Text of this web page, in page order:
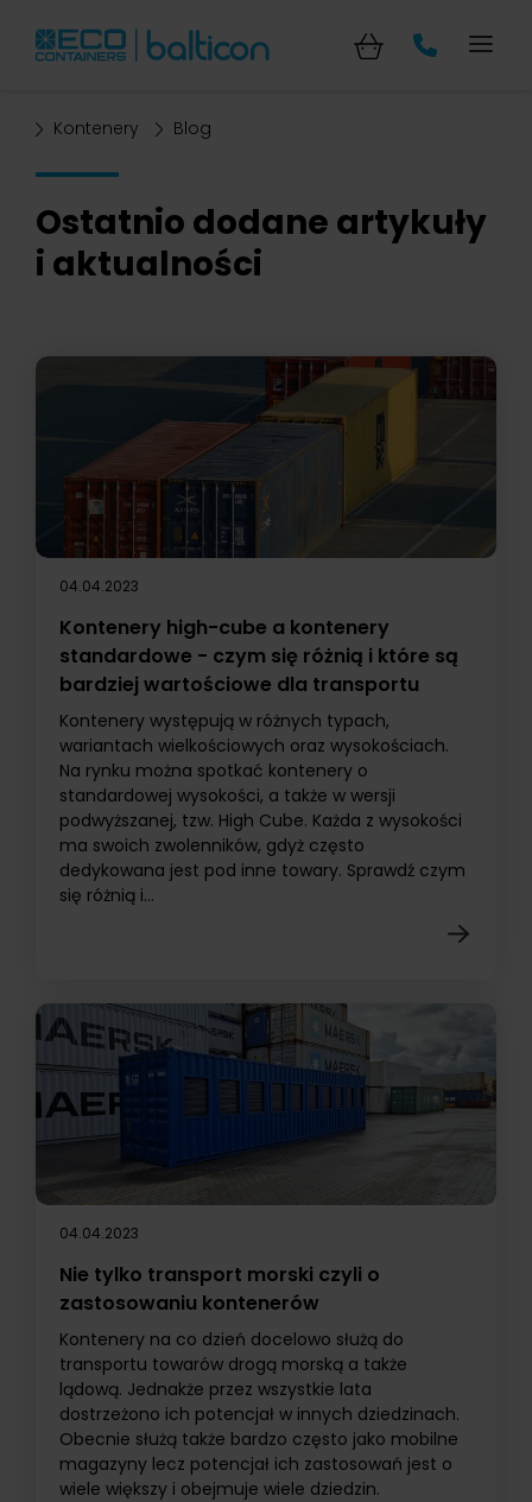
Kontenery Blog
Ostatnio dodane artykuły
i aktualności
04.04.2023
Kontenery high-cube a kontenery
standardowe - czym się różnią i które są
bardziej wartościowe dla transportu
Kontenery występują w różnych typach,
wariantach wielkościowych oraz wysokościach.
Na rynku można spotkać kontenery o
standardowej wysokości, a także w wersji
podwyższanej, tzw. High Cube. Każda z wysokości
ma swoich zwolenników, gdyż często
dedykowana jest pod inne towary. Sprawdź czym
się różnią i...
04.04.2023
Nie tylko transport morski czyli o
zastosowaniu kontenerów
Kontenery na co dzień docelowo służą do
transportu towarów drogą morską a także
lądową. Jednakże przez wszystkie lata
dostrzeżono ich potencjał w innych dziedzinach.
Obecnie służą także bardzo często jako mobilne
magazyny lecz potencjał ich zastosowań jest o
wiele większy i obejmuje wiele dziedzin.